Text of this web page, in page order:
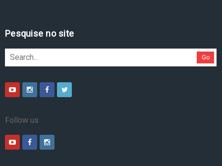
Pesquise no site
Go
Follow us